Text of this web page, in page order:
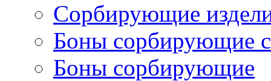
Сорбирующие
Боны сорбирующие
Боны сорбирующие